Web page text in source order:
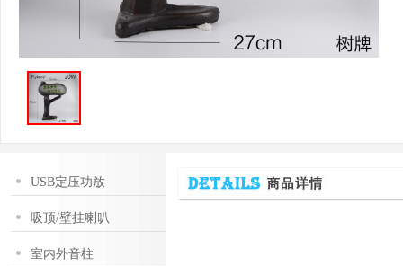
USB定压功放
吸顶/壁挂喇叭
室内外音柱